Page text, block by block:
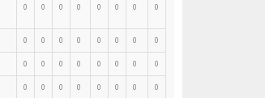
0 0 0 0 0 0 0 0
0 0 0 0 0 0 0 0
0 0 0 0 0 0 0 0
0 0 0 0 0 0 0 0